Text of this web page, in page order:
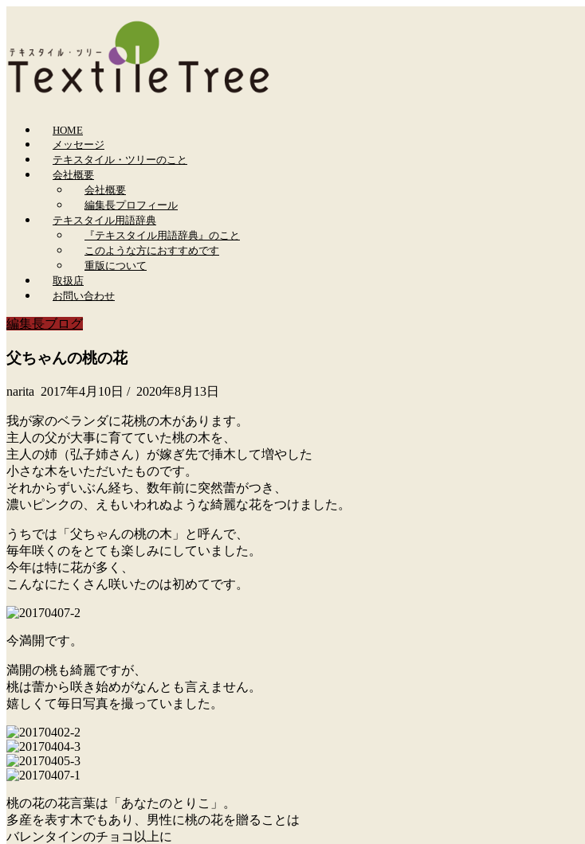
HOME
メッセージ
テキスタイル・ツリーのこと
会社概要
会社概要
編集長プロフィール
テキスタイル用語辞典
『テキスタイル用語辞典』のこと
このような方におすすめです
重版について
取扱店
お問い合わせ
編集長ブログ
父ちゃんの桃の花
narita 2017年4月10日 / 2020年8月13日
我が家のベランダに花桃の木があります。
主人の父が大事に育てていた桃の木を、
主人の姉（弘子姉さん）が嫁ぎ先で挿木して増やした
小さな木をいただいたものです。
それからずいぶん経ち、数年前に突然蕾がつき、
濃いピンクの、えもいわれぬような綺麗な花をつけました。
うちでは「父ちゃんの桃の木」と呼んで、
毎年咲くのをとても楽しみにしていました。
今年は特に花が多く、
こんなにたくさん咲いたのは初めてです。
今満開です。
満開の桃も綺麗ですが、
桃は蕾から咲き始めがなんとも言えません。
嬉しくて毎日写真を撮っていました。
桃の花の花言葉は「あなたのとりこ」。
多産を表す木でもあり、男性に桃の花を贈ることは
バレンタインのチョコ以上に